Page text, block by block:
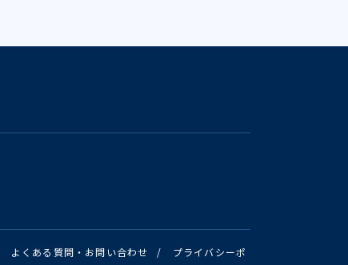
よくある質問・お問い合わせ /
プライバシーポ